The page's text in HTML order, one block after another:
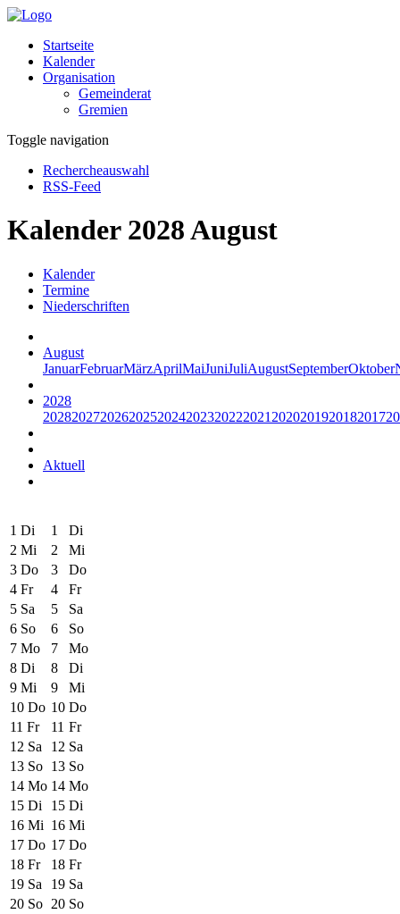
Startseite
Kalender
Organisation
Gemeinderat
Gremien
Toggle navigation
Rechercheauswahl
RSS-Feed
Kalender 2028 August
Kalender
Termine
Niederschriften
August
JanuarFebruarMärzAprilMaiJuniJuliAugustSeptemberOktober
2028
20282027202620252024202320222021 2020201920182017
Aktuell
1 Di 1
Di
2 Mi 2
Mi
3 Do 3
Do
4 Fr 4
Fr
5 Sa 5
Sa
6 So 6
So
7 Mo 7
Mo
8 Di 8
Di
9 Mi 9
Mi
10 Do 10 Do
11 Fr 11 Fr
12 Sa 12 Sa
13 So 13 So
14 Mo 14 Mo
15 Di 15 Di
16 Mi 16 Mi
17 Do 17 Do
18 Fr 18 Fr
19 Sa 19 Sa
20 So 20 So